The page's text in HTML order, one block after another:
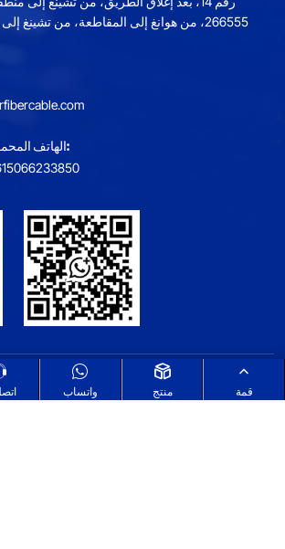
266555، من هوانغ إلى المقاطعة، من تشينغ
الهاتف المحمول/واتساب:
اطلع على سياسة
خريطة الموقع
واتساب منتج قمة